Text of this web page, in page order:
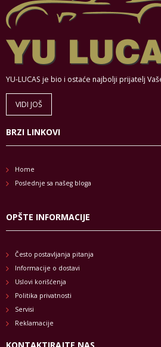
YU-LUCAS je bio i ostaće najbolji prijatelj
VIDI JOŠ
BRZI LINKOVI
Home
Poslednje sa našeg bloga
OPŠTE INFORMACIJE
Često postavljanja pitanja
Informacije o dostavi
Uslovi korišćenja
Politika privatnosti
Servisi
Reklamacije